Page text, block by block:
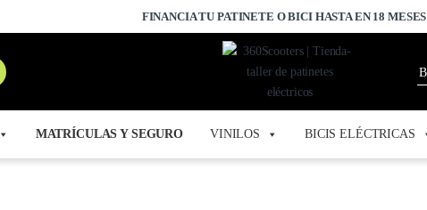
FINANCIA TU PATINETE O BICI HASTA EN 18 MESES
MATRÍCULAS Y SEGURO VINILOS BICIS ELÉCTRICAS